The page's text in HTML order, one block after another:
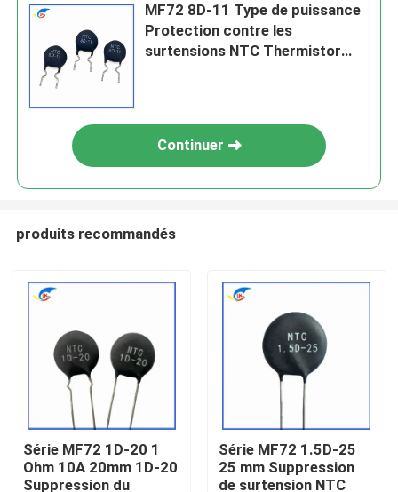
À la maison
MF72 8D-11 Type de puissance
Protection contre les
surtensions NTC Thermistor
Continuer
produits recommandés
Série MF72 1D-20 1
Ohm 10A 20mm 1D-20
Suppression du
Série MF72 1.5D-25
25 mm Suppression
de surtension NTC